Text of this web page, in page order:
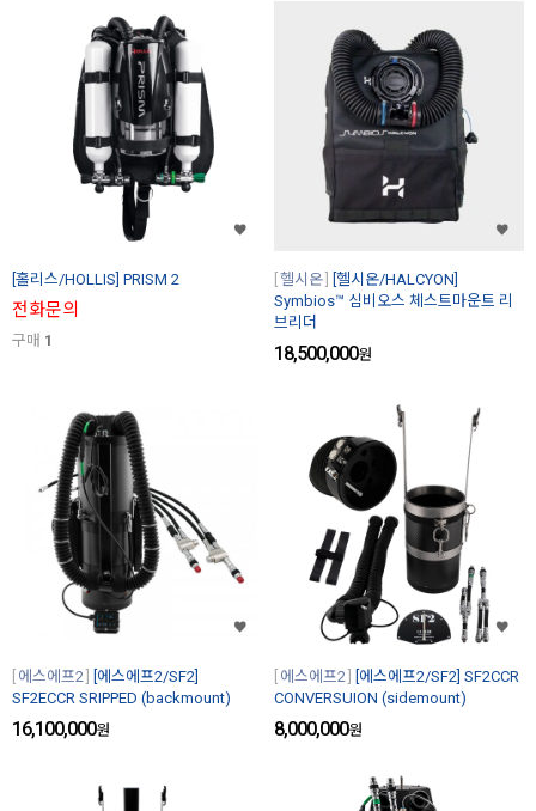
[홀리스/HOLLIS] PRISM 2
전화문의
구매 1
헬시온
[헬시온/HALCYON]
Symbios™ 심비오스 체스트마운트 리
브리더
18,500,000원
에스에프2
[에스에프2/SF2]
SF2ECCR SRIPPED (backmount)
16,100,000원
에스에프2
[에스에프2/SF2] SF2CCR
CONVERSUION (sidemount)
8,000,000원